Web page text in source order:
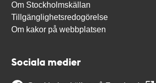
Om Stockholmskällan
Tillgänglighetsredogörelse
Om kakor på webbplatsen
Sociala medier